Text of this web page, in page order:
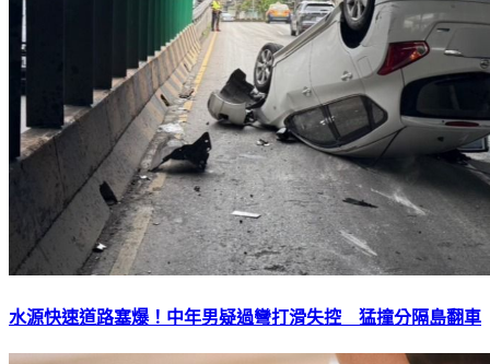
水源快速道路塞爆！中年男疑過彎打滑失控 猛撞分隔島翻車